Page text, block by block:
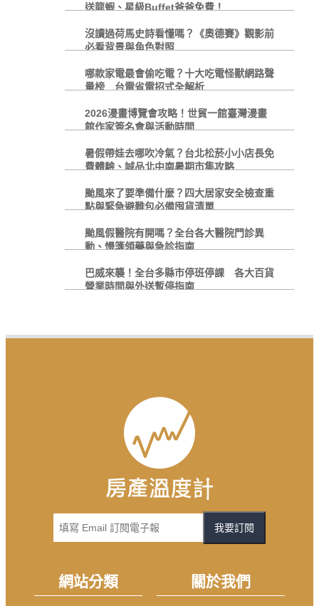
送龍蝦、星級Buffet爸爸免費！
沒讀過荷馬史詩看懂嗎？《奧德賽》觀影前
必看背景與角色對照
哪款家電最會偷吃電？十大吃電怪獸網路聲
量榜 台電省電招式全解析
2026漫畫博覽會攻略！世貿一館臺灣漫畫
館作家簽名會與活動時間
暑假帶娃去哪吹冷氣？台北松菸小小店長免
費體驗、誠品北中南暑期市集攻略
颱風來了要準備什麼？四大居家安全檢查重
點與緊急避難包必備囤貨清單
颱風假醫院有開嗎？全台各大醫院門診異
動、慢箋領藥與急診指南
巴威來襲！全台多縣市停班停課 各大百貨
營業時間與外送暫停指南
我要訂閱
網站分類 關於我們